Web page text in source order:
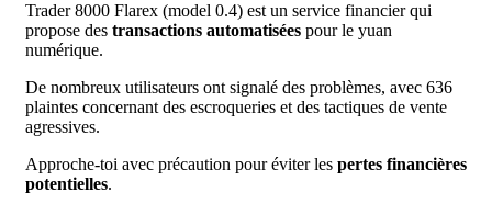
Trader 8000 Flarex (model 0.4) est un service financier qui
propose des transactions automatisées pour le yuan
numérique.
De nombreux utilisateurs ont signalé des problèmes, avec 636
plaintes concernant des escroqueries et des tactiques de vente
agressives.
Approche-toi avec précaution pour éviter les pertes financières
potentielles.